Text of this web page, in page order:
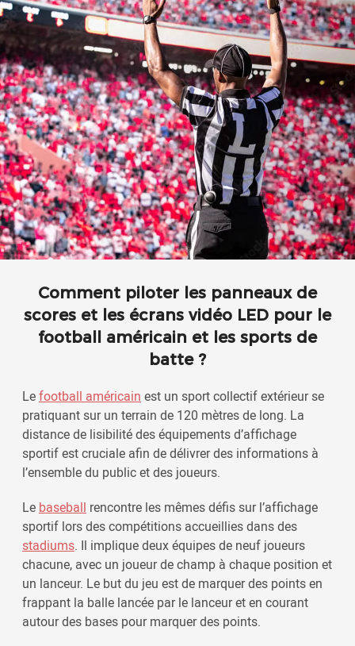
Comment piloter les panneaux de
scores et les écrans vidéo LED pour le
football américain et les sports de
batte ?
Lefootball américain est un sport collectif extérieur se
pratiquant sur un terrain de 120 mètres de long. La
distance de lisibilité des équipements d’affichage
sportif est cruciale afin de délivrer des informations à
l’ensemble du public et des joueurs.
Le baseball rencontre les mêmes défis sur l’affichage
sportif lors des compétitions accueillies dans des
stadiums. Il implique deux équipes de neuf joueurs
chacune, avec un joueur de champ à chaque position et
un lanceur. Le but du jeu est de marquer des points en
frappant la balle lancée par le lanceur et en courant
autour des bases pour marquer des points.